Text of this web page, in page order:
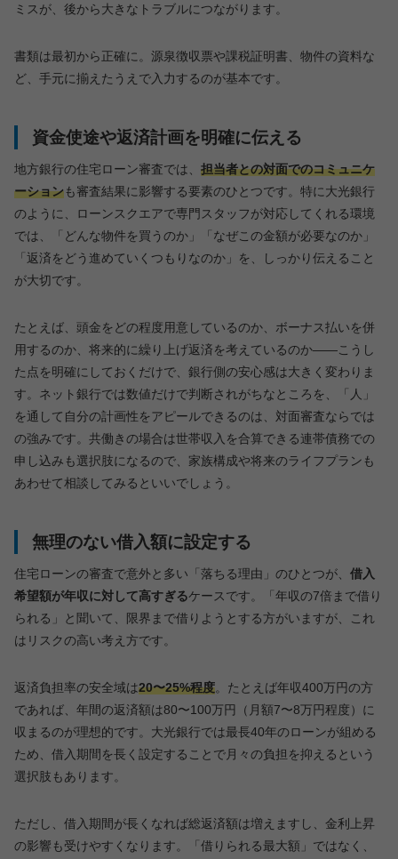
ミスが、後から大きなトラブルにつながります。
書類は最初から正確に。源泉徴収票や課税証明書、物件の資料な
ど、手元に揃えたうえで入力するのが基本です。
資金使途や返済計画を明確に伝える
地方銀行の住宅ローン審査では、 担当者との対面でのコミュニケ
ーションも審査結果に影響する要素のひとつです。特に大光銀行
のように、ローンスクエアで専門スタッフが対応してくれる環境
では、「どんな物件を買うのか」「なぜこの金額が必要なのか」
「返済をどう進めていくつもりなのか」を、しっかり伝えること
が大切です。
たとえば、頭金をどの程度用意しているのか、ボーナス払いを併
用するのか、将来的に繰り上げ返済を考えているのか——こうし
た点を明確にしておくだけで、銀行側の安心感は大きく変わりま
す。ネット銀行では数値だけで判断されがちなところを、「人」
を通して自分の計画性をアピールできるのは、対面審査ならでは
の強みです。共働きの場合は世帯収入を合算できる連帯債務での
申し込みも選択肢になるので、家族構成や将来のライフプランも
あわせて相談してみるといいでしょう。
無理のない借入額に設定する
住宅ローンの審査で意外と多い「落ちる理由」のひとつが、 借入
希望額が年収に対して高すぎるケースです。「年収の7倍まで借り
られる」と聞いて、限界まで借りようとする方がいますが、これ
はリスクの高い考え方です。
返済負担率の安全域は20〜25%程度。たとえば年収400万円の方
であれば、年間の返済額は80〜100万円（月額7〜8万円程度）に
収まるのが理想的です。大光銀行では最長40年のローンが組める
ため、借入期間を長く設定することで月々の負担を抑えるという
選択肢もあります。
ただし、借入期間が長くなれば総返済額は増えますし、金利上昇
の影響も受けやすくなります。「借りられる最大額」ではなく、